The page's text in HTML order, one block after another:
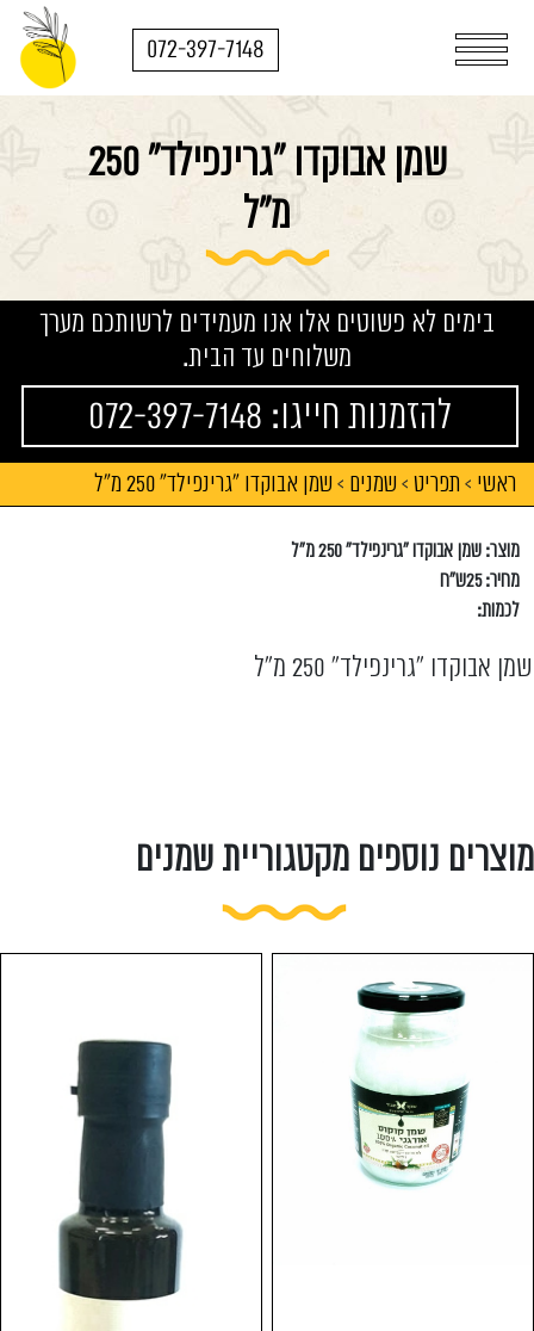
072-397-7148
שמן אבוקדו "גרינפילד" 250
מ"ל
בימים לא פשוטים אלו אנו מעמידים לרשותכם מערך
משלוחים עד הבית.
להזמנות חייגו: 072-397-7148
ראשי > תפריט > שמנים > שמן אבוקדו "גרינפילד" 250 מ"ל
מוצר: שמן אבוקדו "גרינפילד" 250 מ"ל
מחיר: 25ש"ח
לכמות:
שמן אבוקדו "גרינפילד" 250 מ"ל
מוצרים נוספים מקטגוריית שמנים